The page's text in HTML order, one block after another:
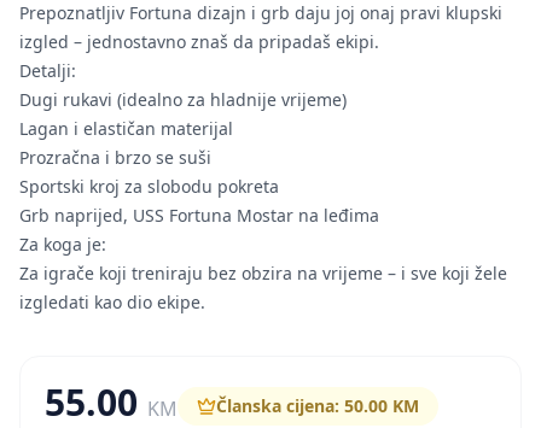
Prepoznatljiv Fortuna dizajn i grb daju joj onaj pravi klupski
izgled – jednostavno znaš da pripadaš ekipi.
Detalji:
Dugi rukavi (idealno za hladnije vrijeme)
Lagan i elastičan materijal
Prozračna i brzo se suši
Sportski kroj za slobodu pokreta
Grb naprijed, USS Fortuna Mostar na leđima
Za koga je:
Za igrače koji treniraju bez obzira na vrijeme – i sve koji žele
izgledati kao dio ekipe.
55.00 KM Članska cijena: 50.00 KM